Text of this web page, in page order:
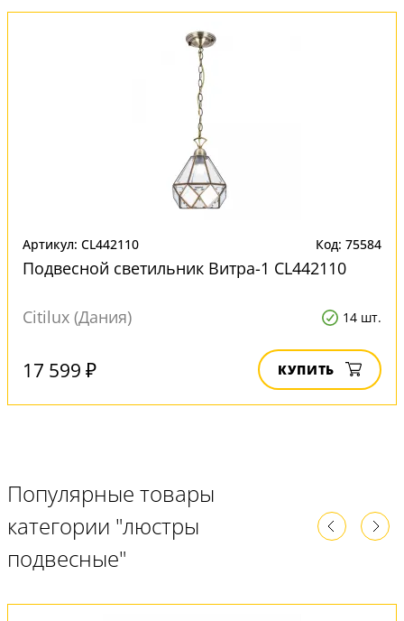
Артикул: CL442110 Код: 75584
Подвесной светильник Витра-1 CL442110
Citilux (Дания) 14 шт.
17 599 ₽ КУПИТЬ
Популярные товары
категории "люстры
подвесные"